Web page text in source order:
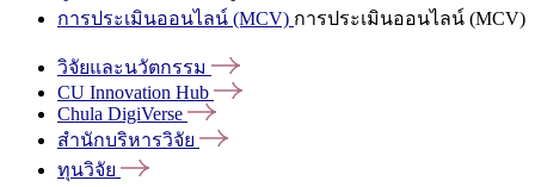
การประเมินออนไลน์ (MCV) การประเมินออนไลน์ (MCV)
วิจัยและนวัตกรรม
CU Innovation Hub
Chula DigiVerse
สำนักบริหารวิจัย
ทุนวิจัย